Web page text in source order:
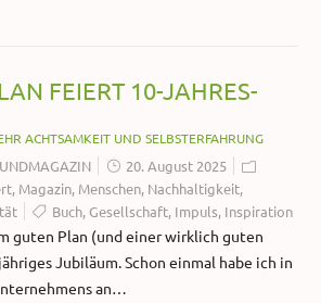
FEIERT 10-JAHRES-
ACHTSAMKEIT UND SELBSTERFAHRUNG
20. August 2025
, Magazin, Menschen, Nachhaltigkeit,
Buch,Gesellschaft, Impuls, Inspiration
guten Plan (und einer wirklich guten
Jubiläum. Schon einmal habe ich in
an…